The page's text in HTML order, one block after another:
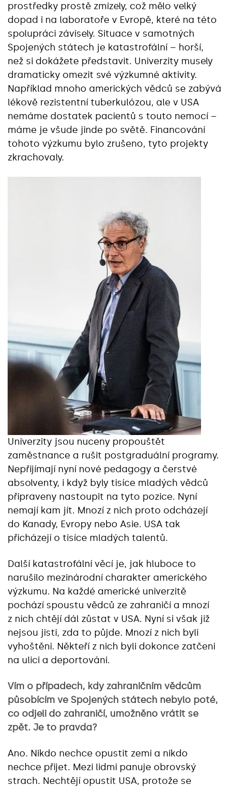
prostředky prostě zmizely, což mělo velký
dopad i na laboratoře v Evropě, které na této
spolupráci závisely. Situace v samotných
Spojených státech je katastrofální – horší,
než si dokážete představit. Univerzity musely
dramaticky omezit své výzkumné aktivity.
Například mnoho amerických vědců se zabývá
lékově rezistentní tuberkulózou, ale v USA
nemáme dostatek pacientů s touto nemocí –
máme je všude jinde po světě. Financování
tohoto výzkumu bylo zrušeno, tyto projekty
zkrachovaly.
Univerzity jsou nuceny propouštět
zaměstnance a rušit postgraduální programy.
Nepřijímají nyní nové pedagogy a čerstvé
absolventy, i když byly tisíce mladých vědců
připraveny nastoupit na tyto pozice. Nyní
nemají kam jít. Mnozí z nich proto odcházejí
do Kanady, Evropy nebo Asie. USA tak
přicházejí o tisíce mladých talentů.
Další katastrofální věcí je, jak hluboce to
narušilo mezinárodní charakter amerického
výzkumu. Na každé americké univerzitě
pochází spoustu vědců ze zahraničí a mnozí
z nich chtějí dál zůstat v USA. Nyní si však již
nejsou jisti, zda to půjde. Mnozí z nich byli
vyhoštěni. Někteří z nich byli dokonce zatčeni
na ulici a deportováni.
Vím o případech, kdy zahraničním vědcům
působícím ve Spojených státech nebylo poté,
co odjeli do zahraničí, umožněno vrátit se
zpět. Je to pravda?
Ano. Nikdo nechce opustit zemi a nikdo
nechce přijet. Mezi lidmi panuje obrovský
strach. Nechtějí opustit USA, protože se